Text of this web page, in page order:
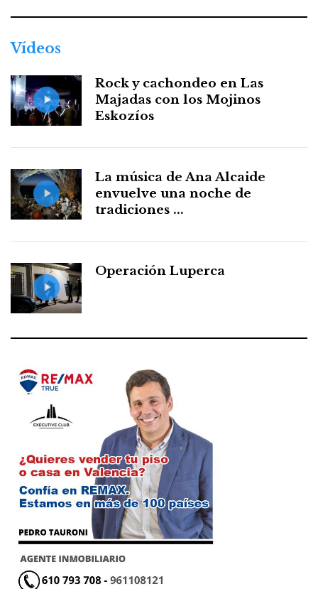
Vídeos
Rock y cachondeo en Las
Majadas con los Mojinos
Eskozíos
La música de Ana Alcaide
envuelve una noche de
tradiciones ...
Operación Luperca